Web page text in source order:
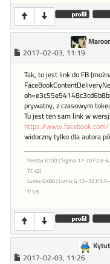
2017-02-03, 11:19
Tak, to jest link do FB
prywatny, z czasowym
Tu jest ten sam link w
https://
widoczny tylko dla autora
Pentax K10D | Sigma 17-70 F2.8-
TC x2)
Lumix GX80 | Lumix G 12–32 f/
f/1.8
2017-02-03, 11:26